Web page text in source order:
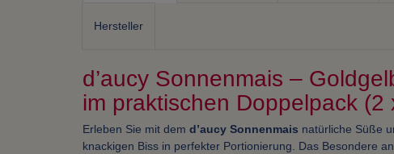
Hersteller
d’aucy Sonnenmais –
im praktischen Doppelpack (2
Erleben Sie mit dem d’aucy Sonnenmais natürliche Süße
knackigen Biss in perfekter Portionierung. Das Besondere